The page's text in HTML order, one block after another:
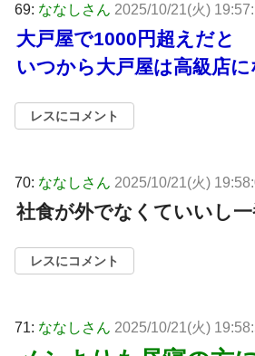
69: ななしさん 2025/10/21(火)
大戸屋で1000円超えだと
いつから大戸屋は高級店
レスにコメント
70: ななしさん 2025/10/21(火)
社食が外でなくていいし
レスにコメント
71: ななしさん 2025/10/21(火)